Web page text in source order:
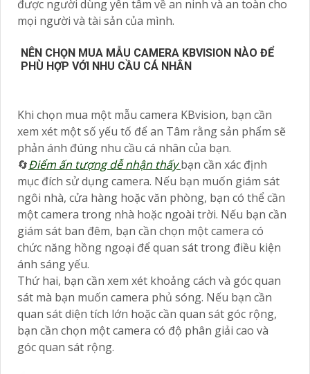
được người dùng yên tâm về an ninh và an toàn cho
mọi người và tài sản của mình.
NÊN CHỌN MUA MẪU CAMERA KBVISION NÀO ĐỂ
PHÙ HỢP VỚI NHU CẦU CÁ NHÂN
Khi chọn mua một mẫu camera KBvision, bạn cần
xem xét một số yếu tố để an Tâm rằng sản phẩm sẽ
phản ánh đúng nhu cầu cá nhân của bạn.
🔄Điểm ấn tượng dễ nhận thấybạn cần xác định
mục đích sử dụng camera. Nếu bạn muốn giám sát
ngôi nhà, cửa hàng hoặc văn phòng, bạn có thể cần
một camera trong nhà hoặc ngoài trời. Nếu bạn cần
giám sát ban đêm, bạn cần chọn một camera có
chức năng hồng ngoại để quan sát trong điều kiện
ánh sáng yếu.
Thứ hai, bạn cần xem xét khoảng cách và góc quan
sát mà bạn muốn camera phủ sóng. Nếu bạn cần
quan sát diện tích lớn hoặc cần quan sát góc rộng,
bạn cần chọn một camera có độ phân giải cao và
góc quan sát rộng.